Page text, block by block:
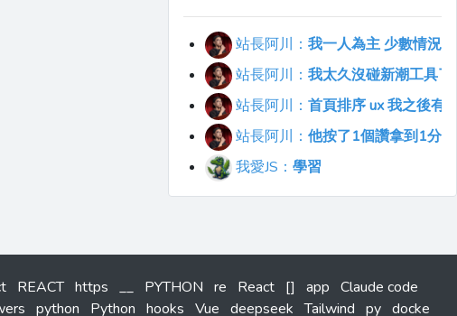
站長阿川： 我一人為主 少數情況
站長阿川： 我太久沒碰新潮工具了
站長阿川： 首頁排序 ux 我之後有
站長阿川： 他按了1個讚拿到1分
我愛JS： 學習
REACT https __ PYTHON re React [] app Claude code
python Python hooks Vue deepseek Tailwind py docke